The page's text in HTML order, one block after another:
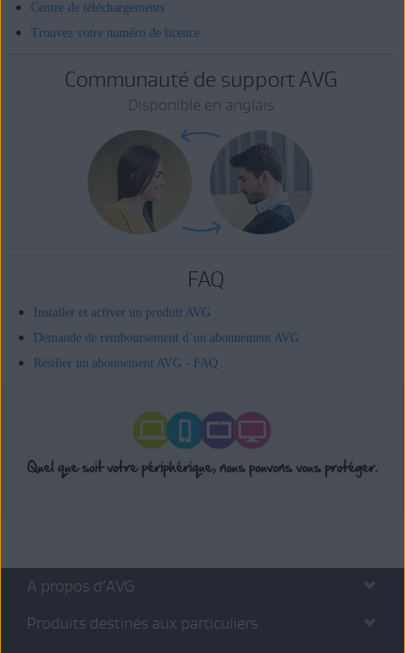
Centre de téléchargements
Trouvez votre numéro de licence
Communauté de support AVG
Disponible en anglais
FAQ
Installer et activer un produit AVG
Demande de remboursement d’un abonnement AVG
Résilier un abonnement AVG - FAQ
A propos d’AVG
Produits destinés aux particuliers